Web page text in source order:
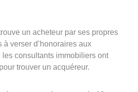
un acheteur par ses propres
à verser d’honoraires aux
consultants immobiliers ont
trouver un acquéreur.